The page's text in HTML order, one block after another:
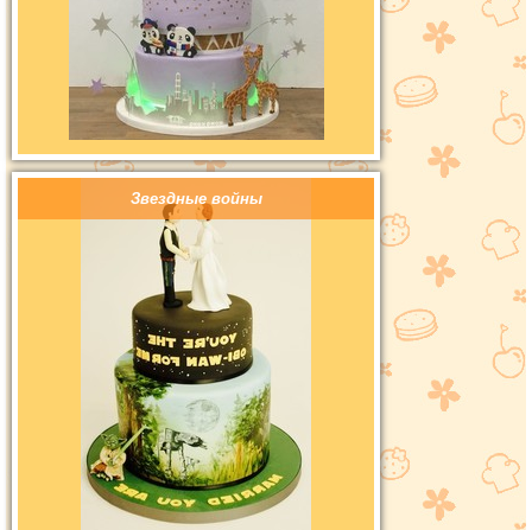
Звездные войны